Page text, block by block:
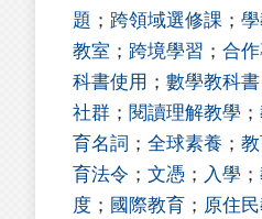
題 ； 跨領域選修課 ；
教室 ； 跨境學習 ； 合
科書使用 ； 數學教科書
社群 ； 閱讀理解教學 ；
育名詞 ； 全球素養 ；
育法令 ； 文憑 ； 入學 ；
度 ； 國際教育 ； 原住